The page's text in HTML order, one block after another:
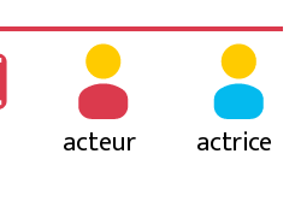
acteur actrice